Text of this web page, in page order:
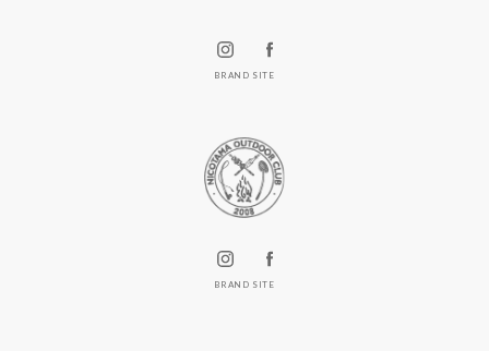
BRAND SITE
BRAND SITE